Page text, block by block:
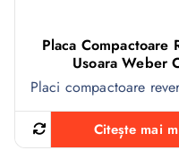
Placa Compactoare
Usoara Weber
Placi compactoare
Citește mai